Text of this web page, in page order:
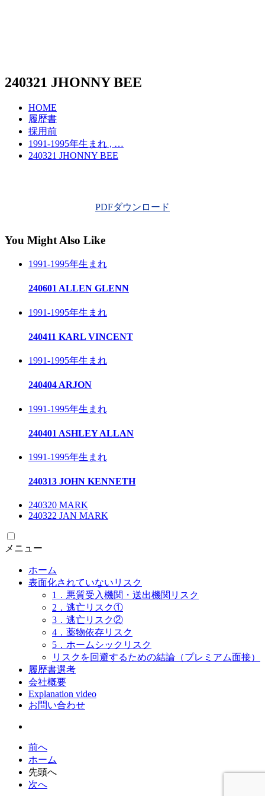
240321 JHONNY BEE
HOME
履歴書
採用前
1991-1995年生まれ , …
240321 JHONNY BEE
PDFダウンロード
You Might Also Like
1991-1995年生まれ
240601 ALLEN GLENN
1991-1995年生まれ
240411 KARL VINCENT
1991-1995年生まれ
240404 ARJON
1991-1995年生まれ
240401 ASHLEY ALLAN
1991-1995年生まれ
240313 JOHN KENNETH
240320 MARK
240322 JAN MARK
メニュー
ホーム
表面化されていないリスク
1．悪質受入機関・送出機関リスク
2．逃亡リスク①
3．逃亡リスク②
4．薬物依存リスク
5．ホームシックリスク
リスクを回避するための結論（プレミアム面接）
履歴書選考
会社概要
Explanation video
お問い合わせ
前へ
ホーム
先頭へ
次へ